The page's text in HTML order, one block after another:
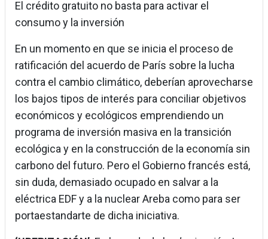
El crédito gratuito no basta para activar el
consumo y la inversión
En un momento en que se inicia el proceso de
ratificación del acuerdo de París sobre la lucha
contra el cambio climático, deberían aprovecharse
los bajos tipos de interés para conciliar objetivos
económicos y ecológicos emprendiendo un
programa de inversión masiva en la transición
ecológica y en la construcción de la economía sin
carbono del futuro. Pero el Gobierno francés está,
sin duda, demasiado ocupado en salvar a la
eléctrica EDF y a la nuclear Areba como para ser
portaestandarte de dicha iniciativa.